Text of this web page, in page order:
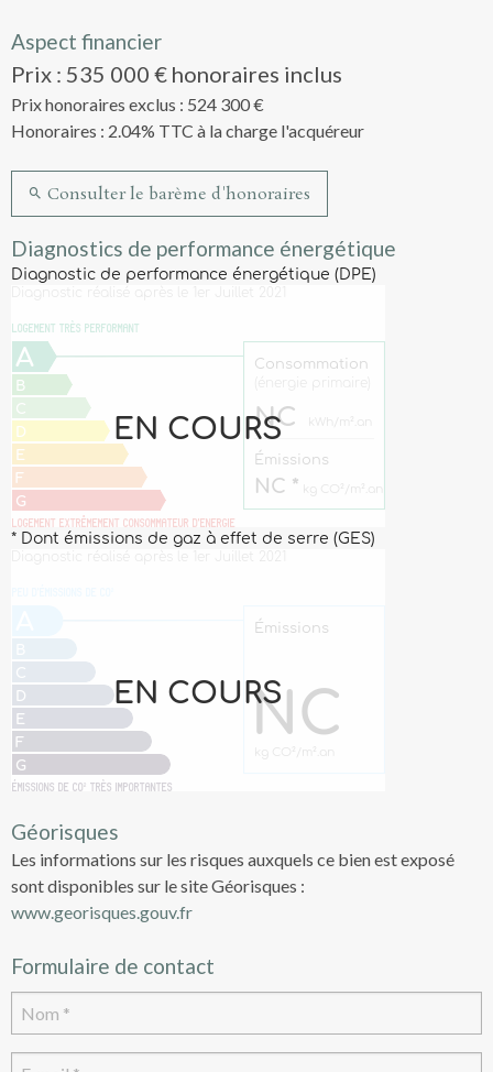
Aspect financier
Prix : 535 000 € honoraires inclus
Prix honoraires exclus : 524 300 €
Honoraires : 2.04% TTC à la charge l'acquéreur
Consulter le barème d'honoraires
Diagnostics de performance énergétique
Géorisques
Les informations sur les risques auxquels ce bien est exposé
sont disponibles sur le site Géorisques :
www.georisques.gouv.fr
Formulaire de contact